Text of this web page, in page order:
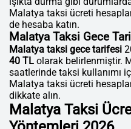
Malatya taksi ücreti
de hesaba katın.
Malatya Taksi Gece
Malatya taksi gece tarifesi
40 TL olarak belirlenmiştir.
saatlerinde taksi kullanımı
Malatya taksi ücreti
dikkate alın.
Malatya Taksi